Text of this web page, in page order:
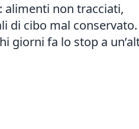
alimenti non tracciati,
di cibo mal
giorni fa lo stop a